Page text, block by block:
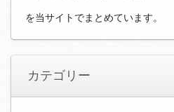
を当サイトでまとめています。
カテゴリー